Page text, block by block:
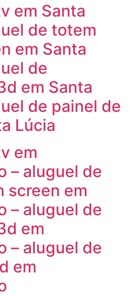
em Santa
de totem
em Santa
de
em Santa
de painel de
Lúcia
em
– aluguel de
screen em
– aluguel de
em
– aluguel de
em